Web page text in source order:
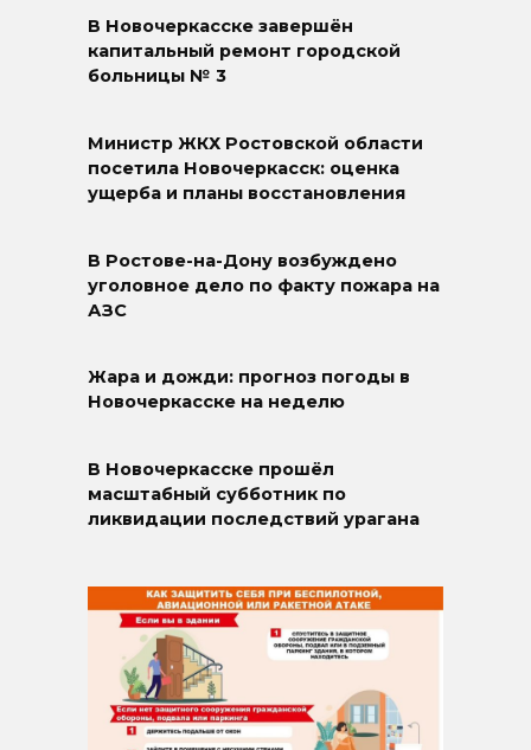
В Новочеркасске завершён
капитальный ремонт городской
больницы № 3
Министр ЖКХ Ростовской области
посетила Новочеркасск: оценка
ущерба и планы восстановления
В Ростове-на-Дону возбуждено
уголовное дело по факту пожара на
АЗС
Жара и дожди: прогноз погоды в
Новочеркасске на неделю
В Новочеркасске прошёл
масштабный субботник по
ликвидации последствий урагана